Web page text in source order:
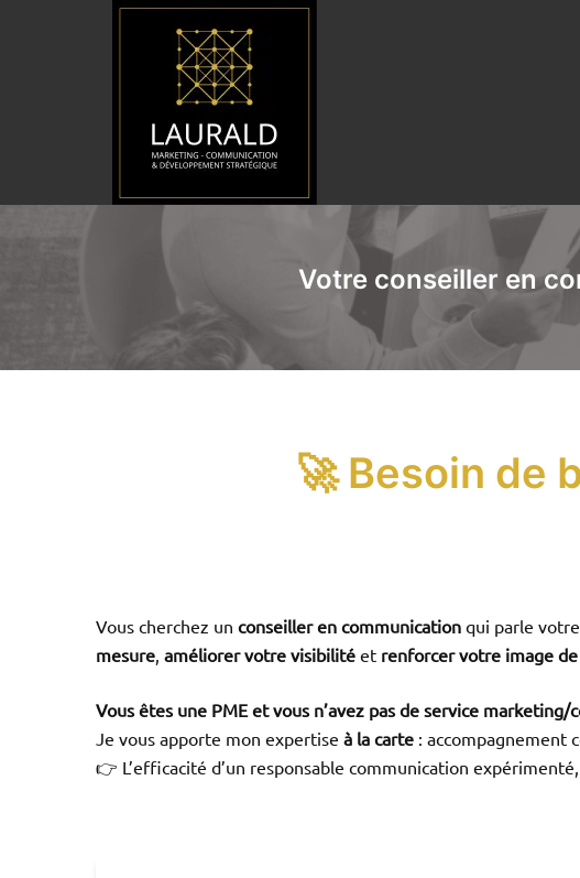
Votre conseiller en
🚀Besoin de
Vous cherchez un conseiller en communication qui parle
mesure, améliorer votre visibilité et renforcer votre image
Vous êtes une PME et vous n’avez pas de service
Je vous apporte mon expertise à la carte : accompagnement
👉 L’efficacité d’un responsable communication expérimenté,